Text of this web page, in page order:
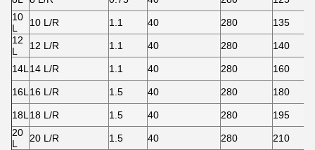
10
L
10 L/R 1.1 40 280
135
12
L
12 L/R 1.1 40 280 140
14L 14 L/R 1.1 40 280 160
16L 16 L/R 1.5 40 280 180
18L 18 L/R 1.5 40 280
195
20
L
20 L/R 1.5 40 280 210